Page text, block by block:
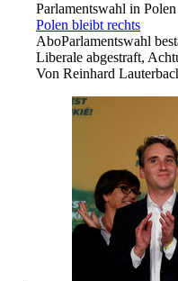
Parlamentswahl in Polen
Polen bleibt rechts
AboParlamentswahl
Liberale abgestraft,
Von Reinhard